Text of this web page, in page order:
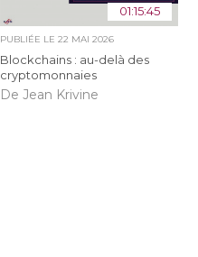
01:15:45
PUBLIÉE LE 22 MAI 2026
Blockchains : au-delà des
cryptomonnaies
De Jean Krivine